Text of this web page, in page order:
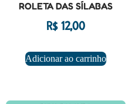
ROLETA DAS SÍLABAS
R$12,00
Adicionar ao carrinho